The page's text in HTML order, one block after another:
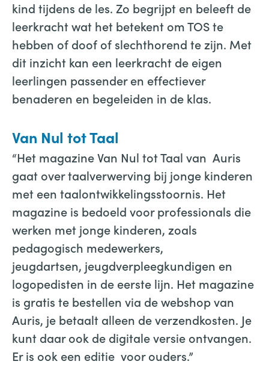
kind tijdens de les. Zo begrijpt en beleeft de
leerkracht wat het betekent om TOS te
hebben of doof of slechthorend te zijn. Met
dit inzicht kan een leerkracht de eigen
leerlingen passender en effectiever
benaderen en begeleiden in de klas.
Van Nul tot Taal
“Het magazine Van Nul tot Taal van Auris
gaat over taalverwerving bij jonge kinderen
met een taalontwikkelingsstoornis. Het
magazine is bedoeld voor professionals die
werken met jonge kinderen, zoals
pedagogisch medewerkers,
jeugdartsen, jeugdverpleegkundigen en
logopedisten in de eerste lijn. Het magazine
is gratis te bestellen via de webshop van
Auris, je betaalt alleen de verzendkosten. Je
kunt daar ook de digitale versie ontvangen.
Er is ook een editie voor ouders.”